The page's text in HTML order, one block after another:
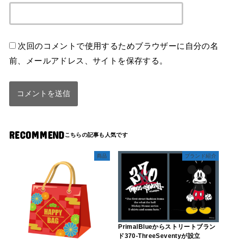
次回のコメントで使用するためブラウザーに自分の名
前、メールアドレス、サイトを保存する。
RECOMMEND
商品 ブランド紹介
PrimalBlueからストリートブラン
ド370-ThreeSeventyが設立